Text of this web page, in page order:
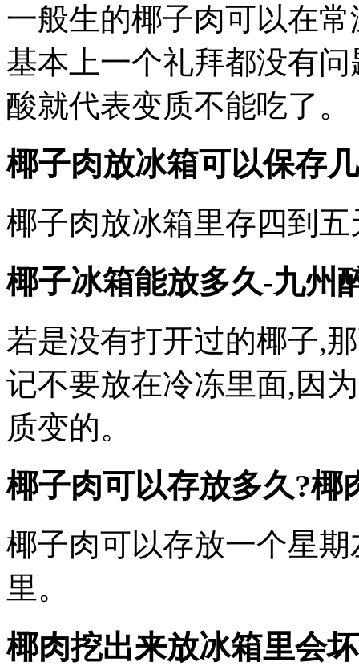
一般生的椰子肉可以在
基本上一个礼拜都没有
酸就代表变质不能吃了。
椰子肉放冰箱可以保存
椰子肉放冰箱里存四到
椰子冰箱能放多久-九州
若是没有打开过的椰子,
记不要放在冷冻里面,因
质变的。
椰子肉可以存放多久?椰
椰子肉可以存放一个星
里。
椰肉挖出来放冰箱里会